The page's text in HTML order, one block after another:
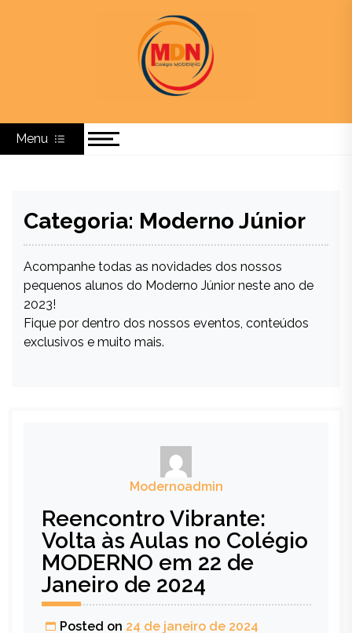
Colégio Moderno
MODERNO – Centro de Ensino, Educação e Cultura
Menu
Categoria: Moderno Júnior
Acompanhe todas as novidades dos nossos
pequenos alunos do Moderno Júnior neste ano de
2023!
Fique por dentro dos nossos eventos, conteúdos
exclusivos e muito mais.
Modernoadmin
Reencontro Vibrante:
Volta às Aulas no Colégio
MODERNO em 22 de
Janeiro de 2024
Posted on 24 de janeiro de 2024